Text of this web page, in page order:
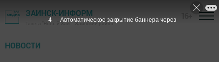
ЗАИНСК-ИНФОРМ
Газета "Новый Зай" - Заинский район
НОВОСТИ
3 Автоматическое закрытие баннера через